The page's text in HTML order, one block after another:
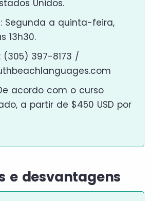
Unidos.
: Segunda a quinta-feira,
13h30.
: (305) 397-8173 /
acordo com o curso
a partir de $450 USD por
e desvantagens